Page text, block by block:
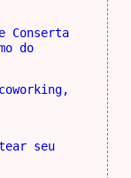
Conserta
do
seu